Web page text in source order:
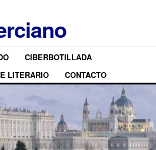
CIBERBOTILLADA
LITERARIO CONTACTO